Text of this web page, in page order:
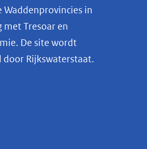
Waddenprovincies in
Tresoar en
De site wordt
door Rijkswaterstaat.